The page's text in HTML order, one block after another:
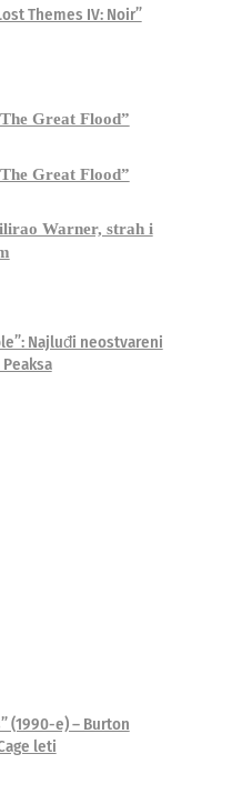
Themes IV: Noir”
Great Flood”
Great Flood”
Warner, strah i
Najluđi neostvareni
(1990-e) – Burton
leti